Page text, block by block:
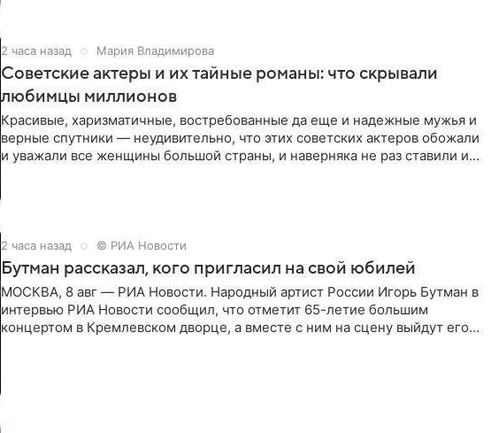
2 часа назад Мария Владимирова
Советские актеры и их тайные романы: что скрывали
любимцы миллионов
Красивые, харизматичные, востребованные да еще и надежные мужья и
верные спутники — неудивительно, что этих советских актеров обожали
и уважали все женщины большой страны, и наверняка не раз ставили их
2 часа назад © РИА Новости
Бутман рассказал, кого пригласил на свой юбилей
МОСКВА, 8 авг — РИА Новости. Народный артист России Игорь Бутман в
интервью РИА Новости сообщил, что отметит 65-летие большим
концертом в Кремлевском дворце, а вместе с ним на сцену выйдут его